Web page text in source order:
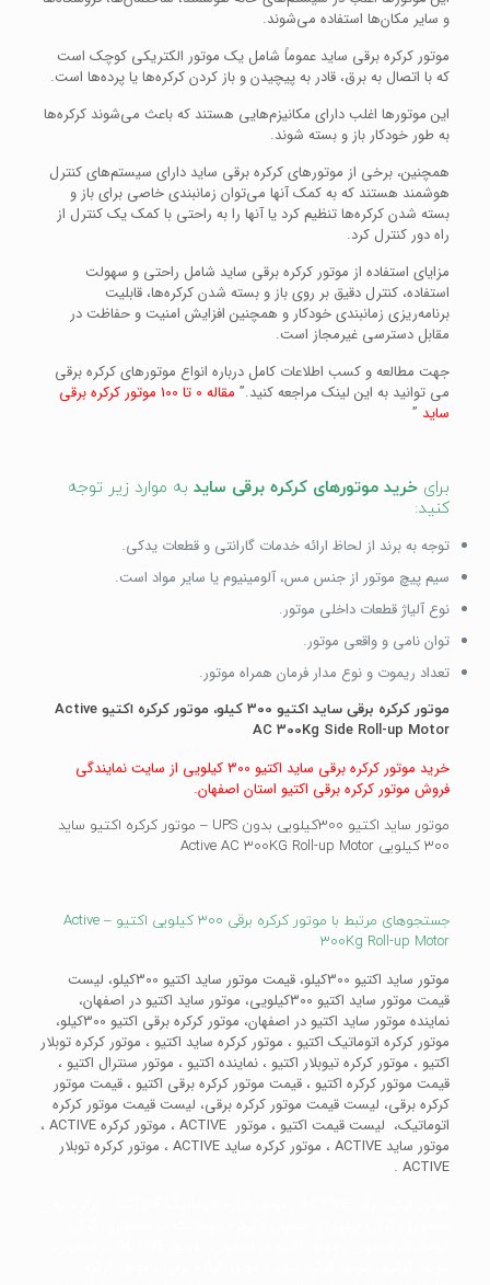
و سایر مکان‌ها استفاده می‌شوند.
موتور کرکره برقی ساید عموماً شامل یک موتور الکتریکی کوچک است
که با اتصال به برق، قادر به پیچیدن و باز کردن کرکره‌ها یا پرده‌ها است.
این موتورها اغلب دارای مکانیزم‌هایی هستند که باعث می‌شوند کرکره‌ها
به طور خودکار باز و بسته شوند.
همچنین، برخی از موتورهای کرکره برقی ساید دارای سیستم‌های کنترل
هوشمند هستند که به کمک آنها می‌توان زمانبندی خاصی برای باز و
بسته شدن کرکره‌ها تنظیم کرد یا آنها را به راحتی با کمک یک کنترل از
راه دور کنترل کرد.
مزایای استفاده از موتور کرکره برقی ساید شامل راحتی و سهولت
استفاده، کنترل دقیق بر روی باز و بسته شدن کرکره‌ها، قابلیت
برنامه‌ریزی زمانبندی خودکار و همچنین افزایش امنیت و حفاظت در
مقابل دسترسی غیرمجاز است.
جهت مطالعه و کسب اطلاعات کامل درباره انواع موتورهای کرکره برقی
می توانید به این لینک مراجعه کنید.”
مقاله 0 تا 100 موتور کرکره برقی
ساید ”
برای خرید موتورهای کرکره برقی سایدبه موارد زیر توجه
کنید:
توجه به برند از لحاظ ارائه خدمات گارانتی و قطعات یدکی.
سیم پیچ موتور از جنس مس، آلومینیوم یا سایر مواد است.
نوع آلیاژ قطعات داخلی موتور.
توان نامی و واقعی موتور.
تعداد ریموت و نوع مدار فرمان همراه موتور.
موتور کرکره برقی ساید اکتیو 300 کیلو، موتور کرکره اکتیو Active
AC 300Kg Side Roll-up Motor
خرید موتور کرکره برقی ساید اکتیو 300 کیلویی از سایت نمایندگی
فروش موتور کرکره برقی اکتیو استان اصفهان.
موتور ساید اکتیو 300کیلویی بدون UPS – موتور کرکره اکتیو ساید
300 کیلویی Active AC 300KG Roll-up Motor
جستجوهای مرتبط با موتور کرکره برقی 300 کیلویی اکتیو – Active
300Kg Roll-up Motor
موتور ساید اکتیو 300کیلو، قیمت موتور ساید اکتیو 300کیلو، لیست
قیمت موتور ساید اکتیو 300کیلویی، موتور ساید اکتیو در اصفهان،
نماینده موتور ساید اکتیو در اصفهان، موتور کرکره برقی اکتیو 300کیلو،
موتور کرکره اتوماتیک اکتیو ، موتور کرکره ساید اکتیو ، موتور کرکره توبلار
اکتیو ، موتور کرکره تیوبلار اکتیو ، نماینده اکتیو ، موتور سنترال اکتیو ،
قیمت موتور کرکره اکتیو ، قیمت موتور کرکره برقی اکتیو ، قیمت موتور
کرکره برقی، لیست قیمت موتور کرکره برقی، لیست قیمت موتور کرکره
اتوماتیک، لیست قیمت اکتیو ، موتور ACTIVE ، موتور کرکره ACTIVE ،
موتور ساید ACTIVE ، موتور کرکره ساید ACTIVE ، موتور کرکره توبلار
ACTIVE .